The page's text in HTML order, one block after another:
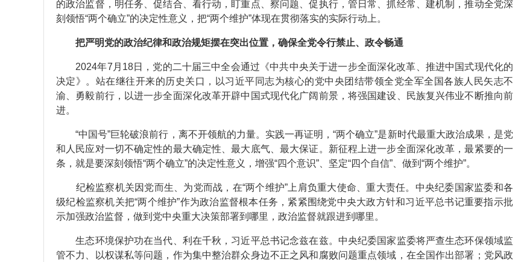
的政治监督，明任务、促结合、看行动，盯重点、察问题、促执行，管日常、抓经常、建机制，推动全党深
刻领悟“两个确立”的决定性意义，把“两个维护”体现在贯彻落实的实际行动上。
把严明党的政治纪律和政治规矩摆在突出位置，确保全党令行禁止、政令畅通
2024年7月18日，党的二十届三中全会通过《中共中央关于进一步全面深化改革、推进中国式现代化的
决定》。站在继往开来的历史关口，以习近平同志为核心的党中央团结带领全党全军全国各族人民矢志不
渝、勇毅前行，以进一步全面深化改革开辟中国式现代化广阔前景，将强国建设、民族复兴伟业不断推向前
进。
“中国号”巨轮破浪前行，离不开领航的力量。实践一再证明，“两个确立”是新时代最重大政治成果，是党
和人民应对一切不确定性的最大确定性、最大底气、最大保证。新征程上进一步全面深化改革，最紧要的一
条，就是要深刻领悟“两个确立”的决定性意义，增强“四个意识”、坚定“四个自信”、做到“两个维护”。
纪检监察机关因党而生、为党而战，在“两个维护”上肩负重大使命、重大责任。中央纪委国家监委和各
级纪检监察机关把“两个维护”作为政治监督根本任务，紧紧围绕党中央大政方针和习近平总书记重要指示批
示加强政治监督，做到党中央重大决策部署到哪里，政治监督就跟进到哪里。
生态环境保护功在当代、利在千秋，习近平总书记念兹在兹。中央纪委国家监委将严查生态环保领域监
管不力、以权谋私等问题，作为集中整治群众身边不正之风和腐败问题重点领域，在全国作出部署；党风政